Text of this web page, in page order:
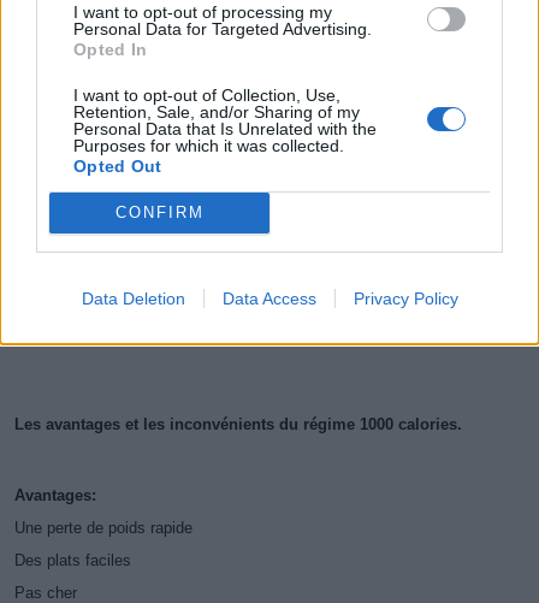
I want to opt-out of processing my
Personal Data for Targeted Advertising.
Opted In
I want to opt-out of Collection, Use,
Retention, Sale, and/or Sharing of my
Personal Data that Is Unrelated with the
Purposes for which it was collected.
Opted Out
CONFIRM
Data Deletion Data Access Privacy Policy
Les avantages et les inconvénients du régime 1000 calories.
Avantages:
Une perte de poids rapide
Des plats faciles
Pas cher